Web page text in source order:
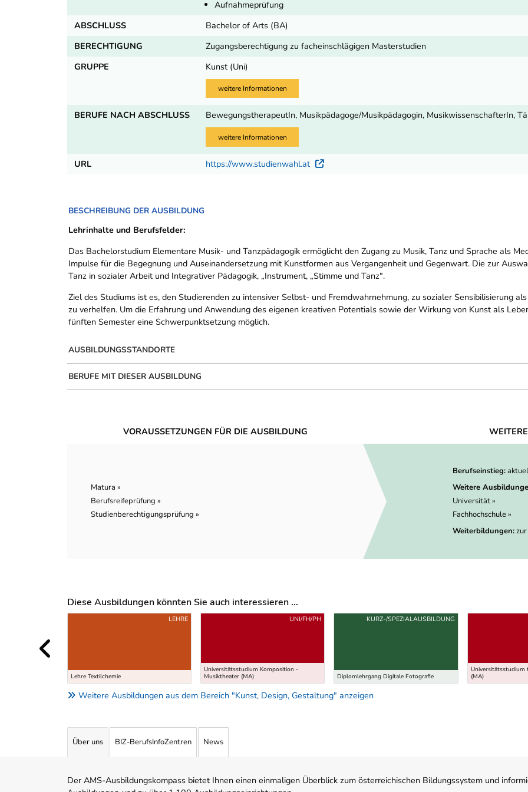
Aufnahmeprüfung
ABSCHLUSS
Bachelor of Arts (BA)
BERECHTIGUNG
Zugangsberechtigung zu facheinschlägigen Masterstudien
GRUPPE
Kunst (Uni)
weitere Informationen
BERUFE NACH ABSCHLUSS BewegungstherapeutIn, Musikpädagoge/Musikpädagogin, MusikwissenschafterIn,
weitere Informationen
URL https://www.studienwahl.at Externer Link
BESCHREIBUNG DER AUSBILDUNG
Lehrinhalte und Berufsfelder:
Das Bachelorstudium Elementare Musik- und Tanzpädagogik ermöglicht den Zugang zu Musik, Tanz und Sprache als
Impulse für die Begegnung und Auseinandersetzung mit Kunstformen aus Vergangenheit und Gegenwart. Die zur
Tanz in sozialer Arbeit und Integrativer Pädagogik, „Instrument, „Stimme und Tanz".
Ziel des Studiums ist es, den Studierenden zu intensiver Selbst- und Fremdwahrnehmung, zu sozialer Sensibilisierung
zu verhelfen. Um die Erfahrung und Anwendung des eigenen kreativen Potentials sowie der Wirkung von Kunst als
fünften Semester eine Schwerpunktsetzung möglich.
AUSBILDUNGSSTANDORTE
BERUFE MIT DIESER AUSBILDUNG
VORAUSSETZUNGEN FÜR DIE AUSBILDUNG
Matura »
Berufsreifeprüfung »
Studienberechtigungsprüfung »
Berufseinstieg:
Weitere
Universität »
Fachhochschule »
Weiterbildungen:
Diese Ausbildungen könnten Sie auch interessieren ...
Uber weitere Ausbildungsvorschläge
Lehre Textilchemie
LEHRE
Universitätsstudium Komposition -
Musiktheater (MA)
UNI/FH/PH
Diplomlehrgang Digitale Fotografie
KURZ-/SPEZIALAUSBILDUNG
Universitätsstudium
(MA)
Weitere Ausbildungen aus dem Bereich "Kunst, Design, Gestaltung" anzeigen
Über uns BIZ-BerufsInfoZentren News
Der AMS-Ausbildungskompass bietet Ihnen einen einmaligen Überblick zum österreichischen Bildungssystem und